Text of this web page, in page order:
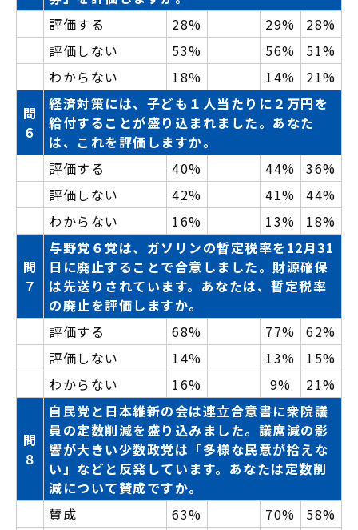
評価する
28% 29%
28%
評価しない
53% 56%
51%
わからない
18% 14%
21%
問
６
経済対策には、子ども１人当たりに２万円を
給付することが盛り込まれました。あなた
は、これを評価しますか。
評価する
40% 44%
36%
評価しない
42% 41%
44%
わからない
16% 13% 18%
問
７
与野党６党は、ガソリンの暫定税率を12月31
日に廃止することで合意しました。財源確保
は先送りされています。あなたは、暫定税率
の廃止を評価しますか。
評価する
68% 77%
62%
評価しない
14% 13%
15%
わからない
16% 9% 21%
問
８
自民党と日本維新の会は連立合意書に衆院議
員の定数削減を盛り込みました。議席減の影
響が大きい少数政党は「多様な民意が拾えな
い」などと反発しています。あなたは定数削
減について賛成ですか。
賛成
63% 70%
58%